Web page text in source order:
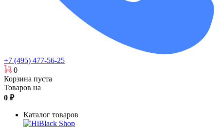
+7 (495) 477-56-25
0
Корзина пуста
Товаров на
0 ₽
Каталог товаров